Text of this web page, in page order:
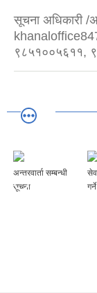
सूचना अधिकारी /
९८५१००५६११,
अन्तरवार्ता सम्बन्धी
सूचना